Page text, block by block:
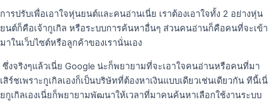
การปรับเพื่อเอาใจหุ่นยนต์และคนอ่านเนี่ย เราต้องเอาใจทั้ง 2 อย่างหุ่น
ยนต์ก็คือเจ้ากูเกิล หรือระบบการค้นหาอื่นๆ ส่วนคนอ่านก็คือคนที่จะเข้า
มาในเว็บไซต์หรือลูกค้าของเรานั่นเอง
ซึ่งจริงๆแล้วเนี่ย Google น่ะก็พยายามที่จะเอาใจคนอ่านหรือคนที่มา
เสิร์ชเพราะกูเกิลเองก็เป็นบริษัทที่ต้องหาเงินแบบเดียวเช่นเดียวกัน ทีนี้เนี่
ยกูเกิลเองเนี่ยก็พยายามพัฒนาให้เวลาที่มาคนค้นหาเลือกใช้งานระบบ